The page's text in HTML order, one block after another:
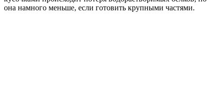
она намного меньше, если готовить крупными частями.